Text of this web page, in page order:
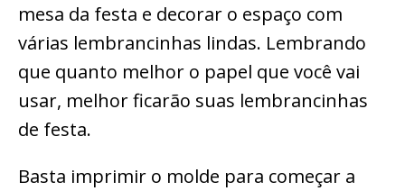
mesa da festa e decorar o espaço com
várias lembrancinhas lindas. Lembrando
que quanto melhor o papel que você vai
usar, melhor ficarão suas lembrancinhas
de festa.
Basta imprimir o molde para começar a